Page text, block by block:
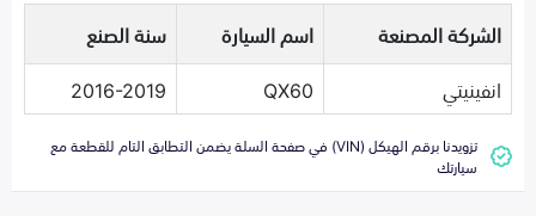
الشركة المصنعة اسم السيارة
سنة الصنع
انفينيتي
QX60
2016-2019
تزويدنا برقم الهيكل (VIN) في صفحة السلة يضمن التطابق التام للقطعة مع
سيارتك